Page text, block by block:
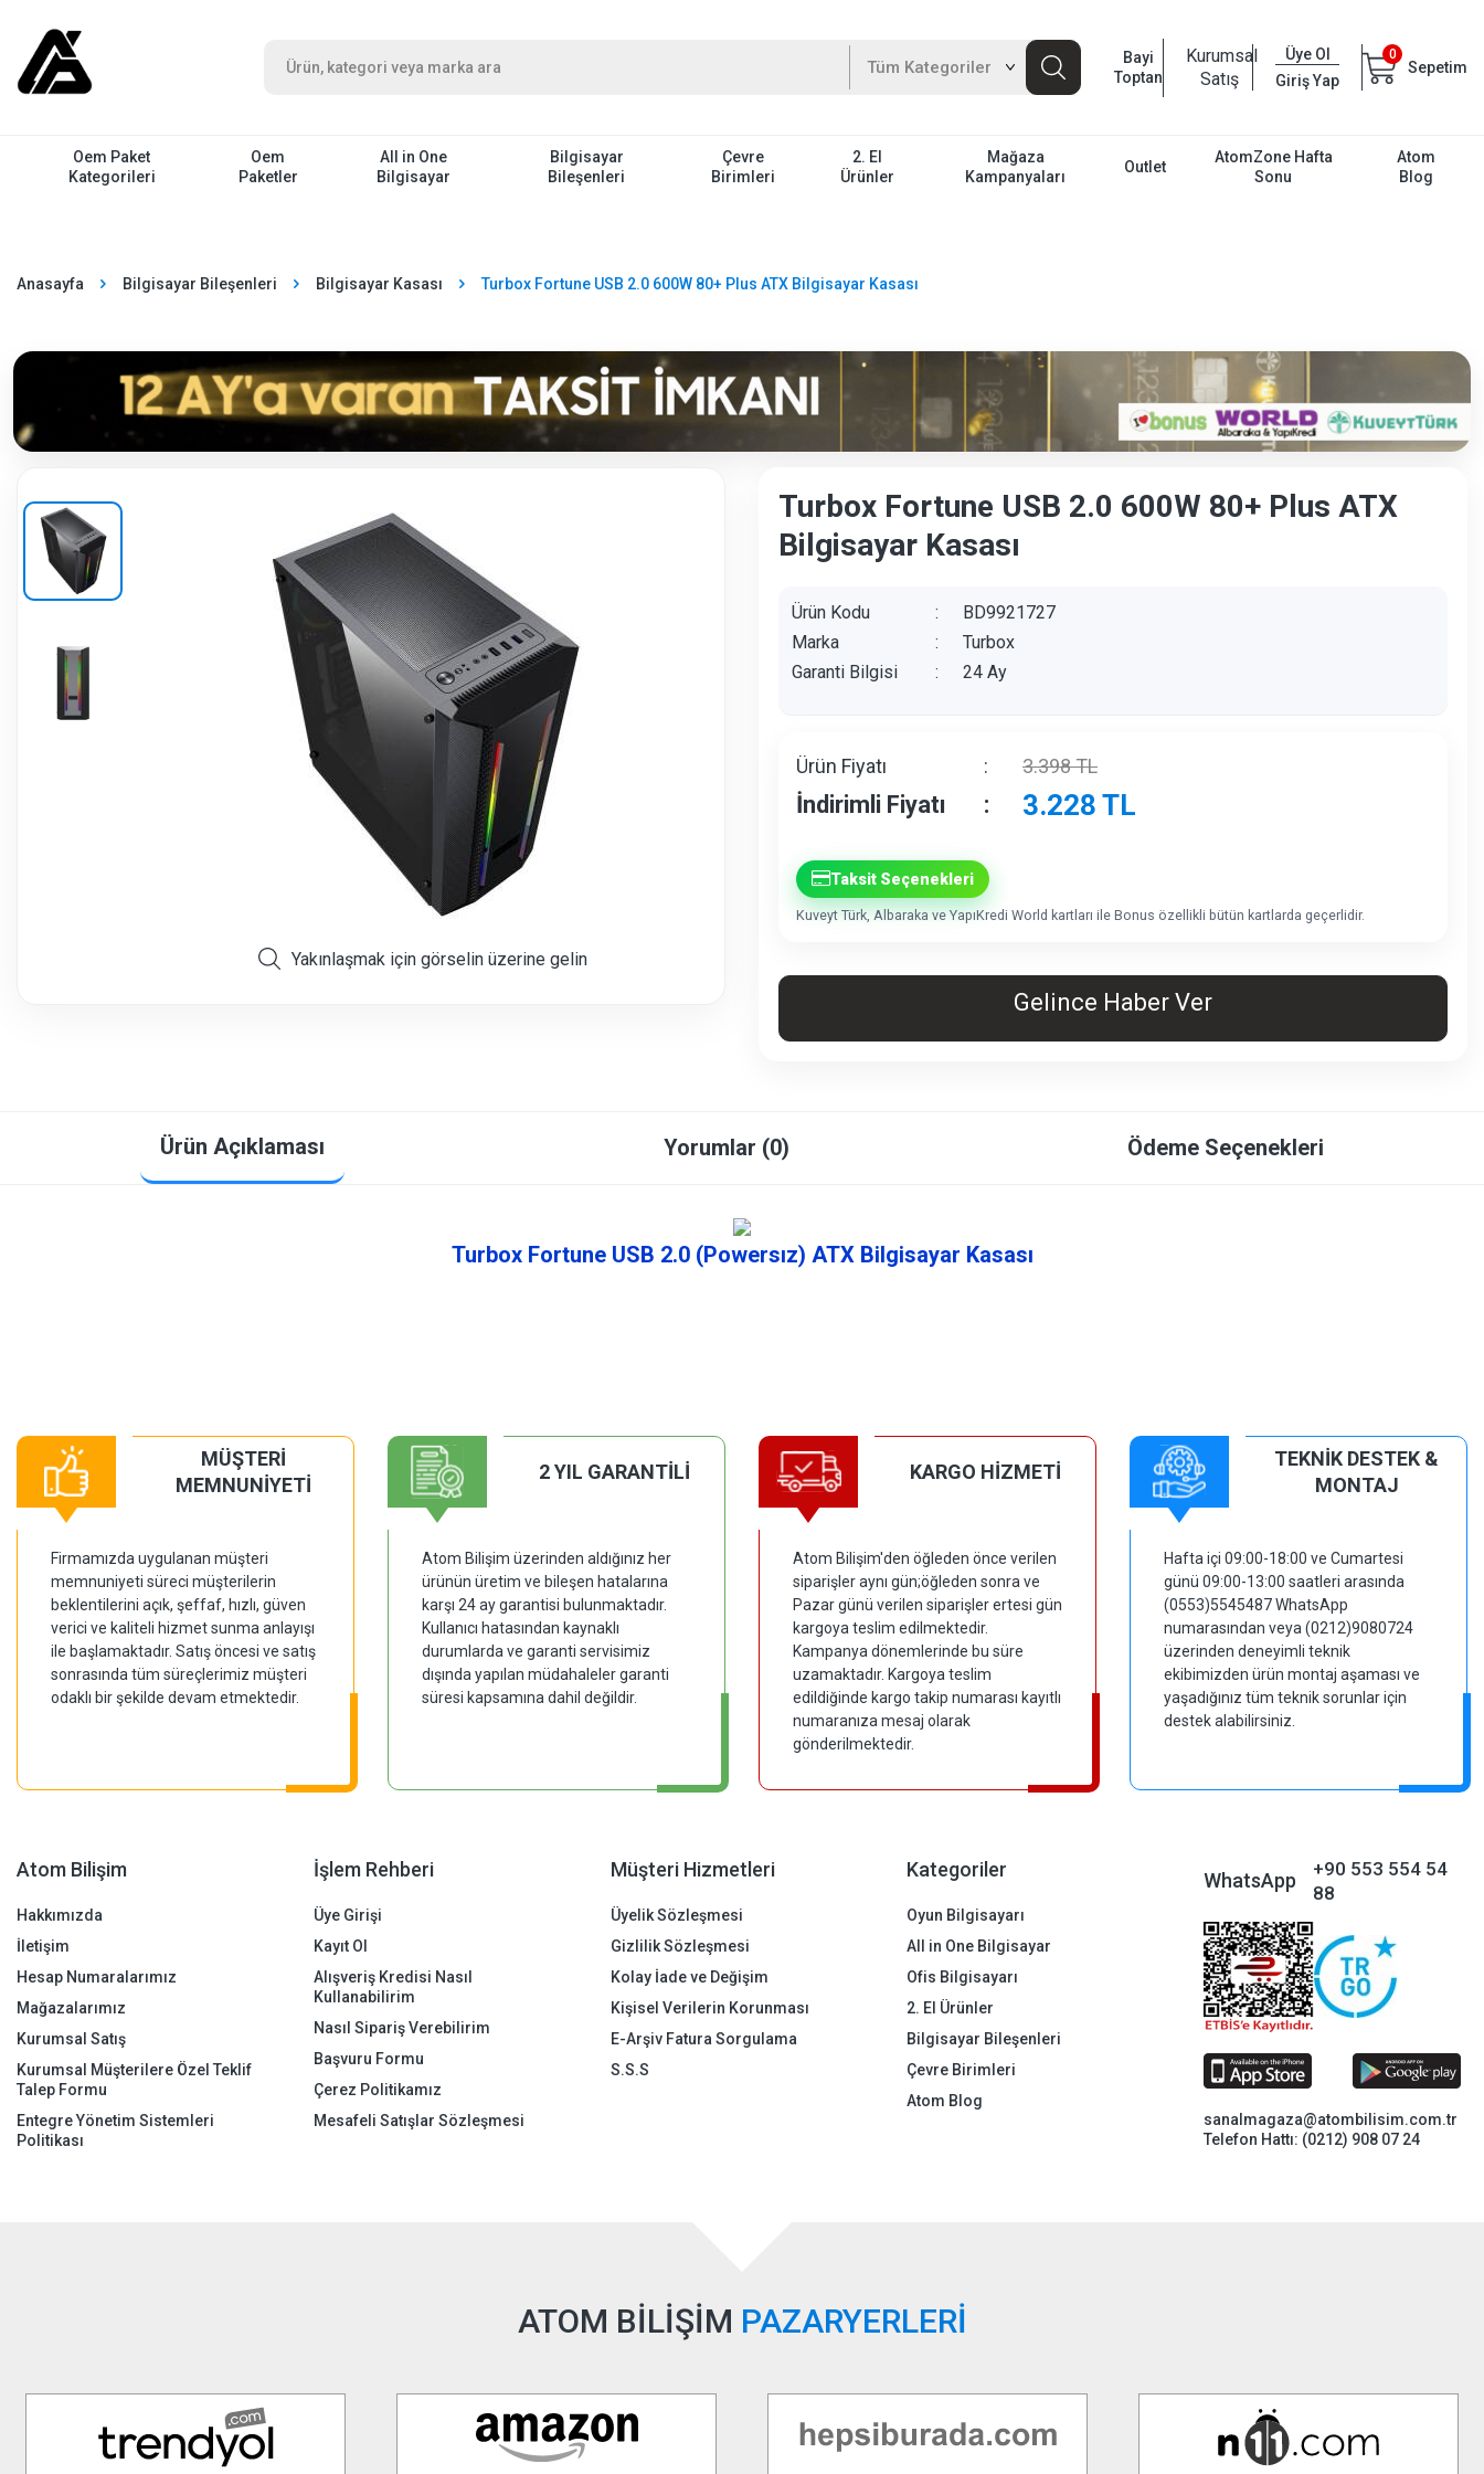
Bayi
Toptan
Kurumsal
Satış
Üye Ol
Giriş Yap
0
Sepetim
Oem Paket
Kategorileri
Oem
Paketler
All in One
Bilgisayar
Bilgisayar
Bileşenleri
Çevre
Birimleri
2. El
Ürünler
Mağaza
Kampanyaları
Outlet
AtomZone Hafta
Sonu
Atom
Blog
Anasayfa Bilgisayar Bileşenleri Bilgisayar Kasası Turbox Fortune USB 2.0 600W 80+ Plus ATX Bilgisayar Kasası
Yakınlaşmak için görselin üzerine gelin
Turbox Fortune USB 2.0 600W 80+ Plus ATX
Bilgisayar Kasası
Ürün Kodu :
BD9921727
Marka
:
Turbox
Garanti Bilgisi
: 24 Ay
Ürün Fiyatı : 3.398TL
İndirimli Fiyatı : 3.228 TL
Taksit Seçenekleri
Kuveyt Türk, Albaraka ve YapıKredi World kartları ile Bonus özellikli bütün kartlarda geçerlidir.
Gelince Haber Ver
Ürün Açıklaması Yorumlar (0) Ödeme Seçenekleri
Turbox Fortune USB 2.0 (Powersız) ATX Bilgisayar Kasası
MÜŞTERİ
MEMNUNİYETİ
Firmamızda uygulanan müşteri
memnuniyeti süreci müşterilerin
beklentilerini açık, şeffaf, hızlı, güven
verici ve kaliteli hizmet sunma anlayışı
ile başlamaktadır. Satış öncesi ve satış
sonrasında tüm süreçlerimiz müşteri
odaklı bir şekilde devam etmektedir.
2 YIL GARANTİLİ
Atom Bilişim üzerinden aldığınız her
ürünün üretim ve bileşen hatalarına
karşı 24 ay garantisi bulunmaktadır.
Kullanıcı hatasından kaynaklı
durumlarda ve garanti servisimiz
dışında yapılan müdahaleler garanti
süresi kapsamına dahil değildir.
KARGO HİZMETİ
Atom Bilişim'den öğleden önce verilen
siparişler aynı gün;öğleden sonra ve
Pazar günü verilen siparişler ertesi gün
kargoya teslim edilmektedir.
Kampanya dönemlerinde bu süre
uzamaktadır. Kargoya teslim
edildiğinde kargo takip numarası kayıtlı
numaranıza mesaj olarak
gönderilmektedir.
TEKNİK DESTEK &
MONTAJ
Hafta içi 09:00-18:00 ve Cumartesi
günü 09:00-13:00 saatleri arasında
(0553)5545487 WhatsApp
numarasından veya (0212)9080724
üzerinden deneyimli teknik
ekibimizden ürün montaj aşaması ve
yaşadığınız tüm teknik sorunlar için
destek alabilirsiniz.
Atom Bilişim
Hakkımızda
İletişim
Hesap Numaralarımız
Mağazalarımız
Kurumsal Satış
Kurumsal Müşterilere Özel Teklif
Talep Formu
Entegre Yönetim Sistemleri
Politikası
İşlem Rehberi
Üye Girişi
Kayıt Ol
Alışveriş Kredisi Nasıl
Kullanabilirim
Nasıl Sipariş Verebilirim
Başvuru Formu
Çerez Politikamız
Mesafeli Satışlar Sözleşmesi
Müşteri Hizmetleri
Üyelik Sözleşmesi
Gizlilik Sözleşmesi
Kolay İade ve Değişim
Kişisel Verilerin Korunması
E-Arşiv Fatura Sorgulama
S.S.S
Kategoriler
Oyun Bilgisayarı
All in One Bilgisayar
Ofis Bilgisayarı
2. El Ürünler
Bilgisayar Bileşenleri
Çevre Birimleri
Atom Blog
WhatsApp
+90 553 554 54
88
sanalmagaza@atombilisim.com.tr
Telefon Hattı: (0212) 908 07 24
ATOM BİLİŞİM PAZARYERLERİ